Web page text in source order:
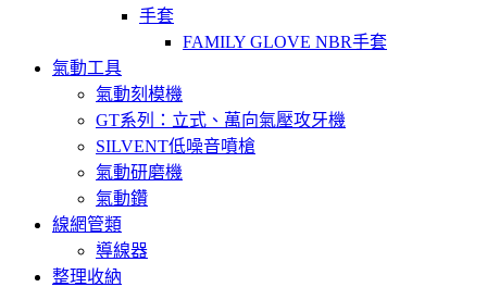
手套
FAMILY GLOVE NBR手套
氣動工具
氣動刻模機
GT系列：立式、萬向氣壓攻牙機
SILVENT低噪音噴槍
氣動研磨機
氣動鑽
線網管類
導線器
整理收納